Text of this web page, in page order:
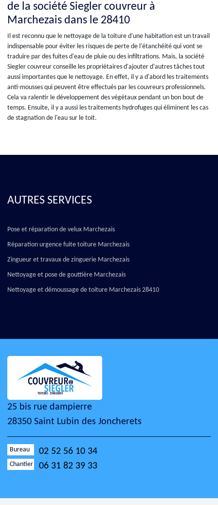
de la société Siegler couvreur à
Marchezais dans le 28410
Il est reconnu que le nettoyage de la toiture d'une habitation est un travail
indispensable pour éviter les risques de perte de l'étanchéité qui vont se
traduire par des fuites d'eau de pluie ou des infiltrations. Mais, la société
Siegler couvreur conseille les propriétaires d'ajouter d'autres tâches tout
aussi importantes que le nettoyage. En effet, il y a d'abord les traitements
anti-mousses qui peuvent être effectués par les couvreurs professionnels.
Cela va ralentir le développement des végétaux pendant un bon bout de
temps. Ensuite, il y a aussi les traitements hydrofuges qui éliminent les cas
de stagnation de l'eau sur le toit.
AUTRES SERVICES
Pose et réparation de velux Marchezais
Réparation urgence fuite toiture Marchezais
Zingueur et travaux de zinguerie Marchezais
Nettoyage et pose de gouttière Marchezais
Nettoyage et démoussage de toiture Marchezais 28410
25 bis rue dampierre
28350 Saint Lubin des Joncherets
Bureau 02 52 56 10 34
Chantier 06 31 82 39 33